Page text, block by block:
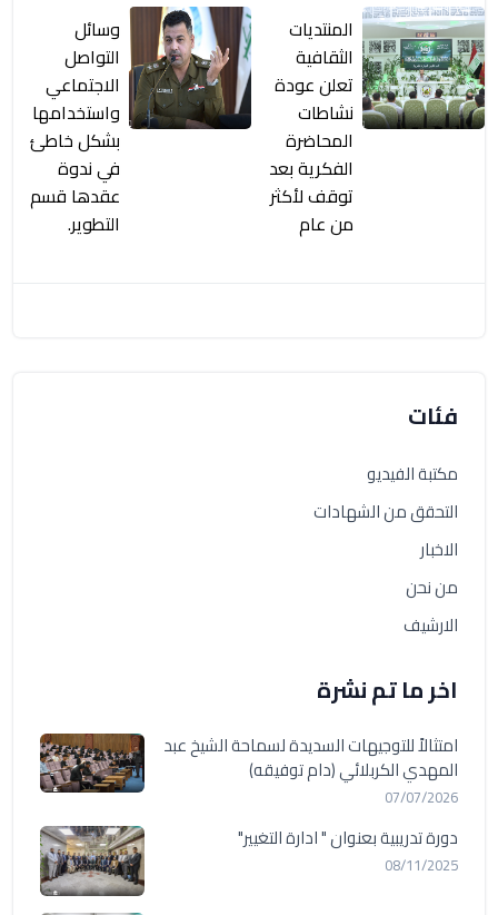
المنتديات
الثقافية
تعلن عودة
نشاطات
المحاضرة
الفكرية بعد
توقف لأكثر
من عام
وسائل
التواصل
الاجتماعي
واستخدامها
بشكل خاطئ
في ندوة
عقدها قسم
التطوير.
فئات
مكتبة الفيديو
التحقق من الشهادات
الاخبار
من نحن
الارشيف
اخر ما تم نشرة
امتثالاً للتوجيهات السديدة لسماحة الشيخ عبد
المهدي الكربلائي (دام توفيقه)
07/07/2026
دورة تدريبية بعنوان " ادارة التغيير"
08/11/2025